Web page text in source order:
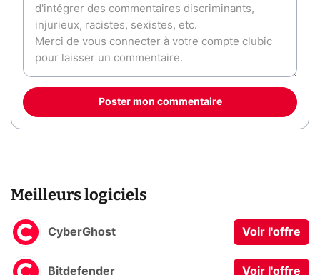
Poster mon commentaire
Meilleurs logiciels
CyberGhost Voir l'offre
Bitdefender Voir l'offre